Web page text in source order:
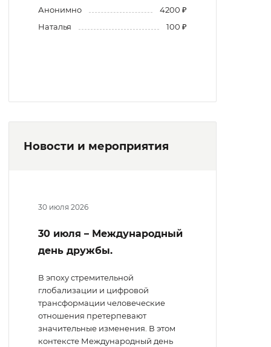
Анонимно
4200 ₽
Наталья
100 ₽
Новости и мероприятия
30 июля 2026
30 июля – Международный
день дружбы.
В эпоху стремительной
глобализации и цифровой
трансформации человеческие
отношения претерпевают
значительные изменения. В этом
контексте Международный день